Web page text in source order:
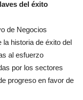
del éxito
de Negocios
la historia de éxito del
al esfuerzo
por los sectores
progreso en favor de